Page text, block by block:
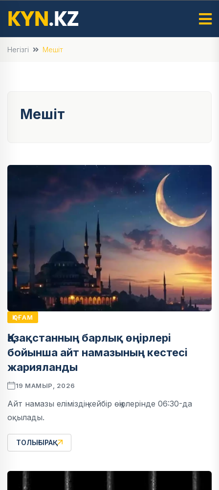
Негізгі Мешіт
Мешіт
ҚОҒАМ
Қазақстанның барлық өңірлері
бойынша айт намазының кестесі
жарияланды
19 МАМЫР, 2026
Айт намазы еліміздің кейбір өңірлерінде 06:30-да
оқылады.
ТОЛЫҒЫРАҚ